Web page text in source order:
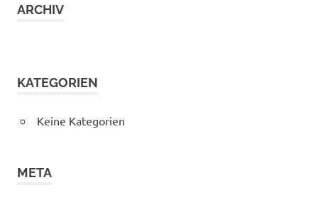
ARCHIV
KATEGORIEN
Keine Kategorien
META